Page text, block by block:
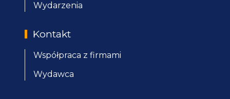
Wydarzenia
Kontakt
Współpraca z firmami
Wydawca